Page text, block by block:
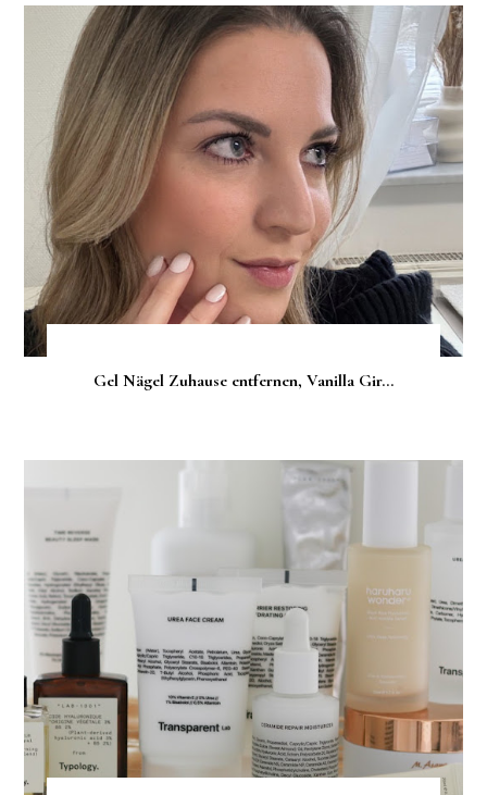
Gel Nägel Zuhause entfernen, Vanilla Gir...